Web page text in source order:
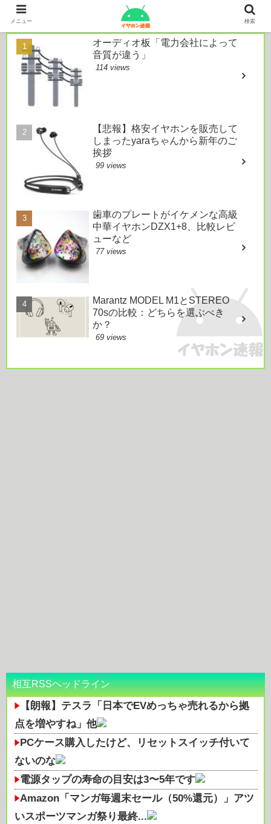
本日のおすすめ
オーディオ板「電力会社によって
音質が違う」
114 views
【悲報】格安イヤホンを販売して
しまったyaraちゃんから新年のご
挨拶
99 views
歯車のプレートがイケメンな高級
中華イヤホンDZX1+8、比較レビ
ューなど
77 views
Marantz MODEL M1とSTEREO
70sの比較：どちらを選ぶべき
か？
69 views
相互RSSヘッドライン
【朗報】テスラ「日本でEVめっちゃ売れるから拠
点を増やすね」他
PCケース購入したけど、リセットスイッチ付いて
ないのな
電源タップの寿命の目安は3〜5年です
Amazon「マンガ毎週末セール（50%還元）」アツ
いスポーツマンガ祭り最終...
メニュー 検索